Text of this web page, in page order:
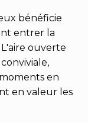
bénéficie
entrer la
ouverte
en
en valeur les